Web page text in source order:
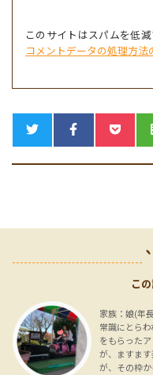
このサイトはスパムを低
コメントデータの処理方
こ
家族：娘(年
常識にとら
をもらった
が、ますま
が、その枠